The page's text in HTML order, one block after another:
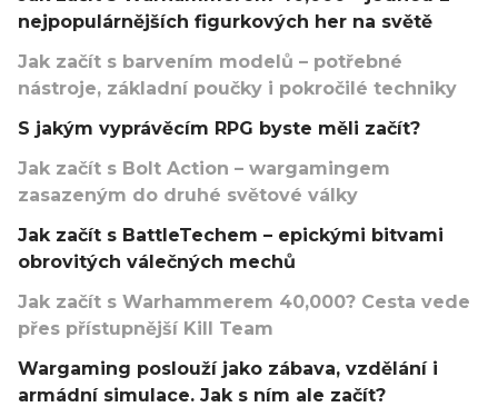
nejpopulárnějších figurkových her na světě
Jak začít s barvením modelů – potřebné
nástroje, základní poučky i pokročilé techniky
S jakým vyprávěcím RPG byste měli začít?
Jak začít s Bolt Action – wargamingem
zasazeným do druhé světové války
Jak začít s BattleTechem – epickými bitvami
obrovitých válečných mechů
Jak začít s Warhammerem 40,000? Cesta vede
přes přístupnější Kill Team
Wargaming poslouží jako zábava, vzdělání i
armádní simulace. Jak s ním ale začít?